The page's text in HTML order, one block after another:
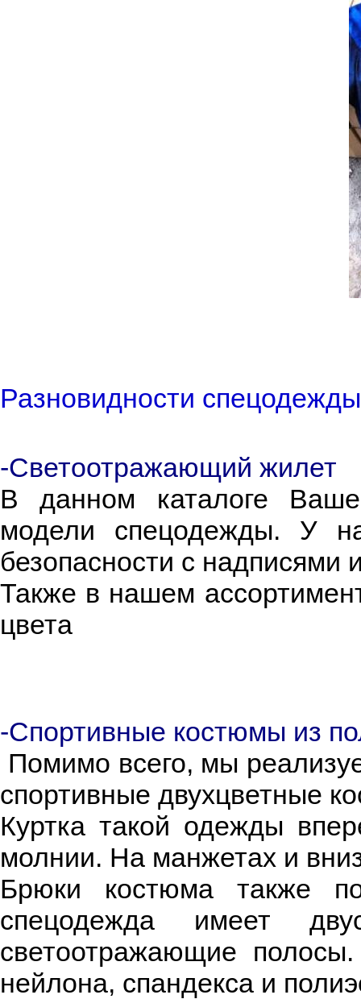
Разновидности спецодежды
-Светоотражающий жилет
В данном каталоге
модели спецодежды. У
безопасности с
Также в нашем
цвета
-Спортивные костюмы из
Помимо всего, мы
спортивные двухцветные
Куртка такой одежды
молнии. На манжетах и
Брюки костюма также
спецодежда имеет
светоотражающие
нейлона, спандекса и